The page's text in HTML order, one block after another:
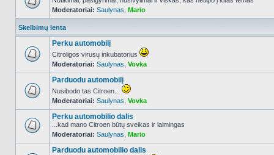
NO_UNREAD_POSTS
Moderatoriai: Saulynas Mario
Skelbimų lenta
NO_UNREAD_POSTS
Perku automobilį
Citroligos virusų inkubatorius
Moderatoriai: Saulynas Vovka
NO_UNREAD_POSTS
Parduodu automobilį
Nusibodo tas Citroen...
Moderatoriai: Saulynas Vovka
NO_UNREAD_POSTS
Perku automobilio dalis
...kad mano Citroen būtų sveikas ir laimingas
Moderatoriai: Saulynas Mario
Parduodu automobilio dalis